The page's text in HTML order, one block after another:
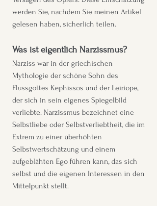
werden Sie, nachdem Sie meinen Artikel
gelesen haben, sicherlich teilen.
Was ist eigentlich Narzissmus?
Narziss war in der griechischen
Mythologie der schöne Sohn des
Flussgottes Kephissos und der Leiriope,
der sich in sein eigenes Spiegelbild
verliebte. Narzissmus bezeichnet eine
Selbstliebe oder Selbstverliebtheit, die im
Extrem zu einer überhöhten
Selbstwertschätzung und einem
aufgeblähten Ego führen kann, das sich
selbst und die eigenen Interessen in den
Mittelpunkt stellt.